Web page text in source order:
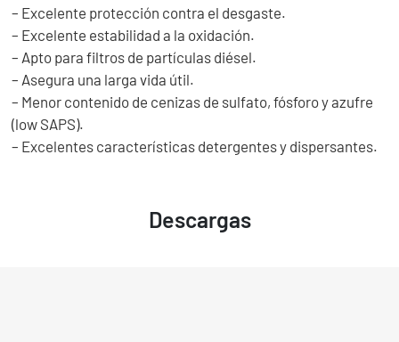
Descargas
– Excelente protección contra el desgaste.
– Excelente estabilidad a la oxidación.
– Apto para filtros de partículas diésel.
– Asegura una larga vida útil.
– Menor contenido de cenizas de sulfato, fósforo y azufre
(low SAPS).
– Excelentes características detergentes y dispersantes.